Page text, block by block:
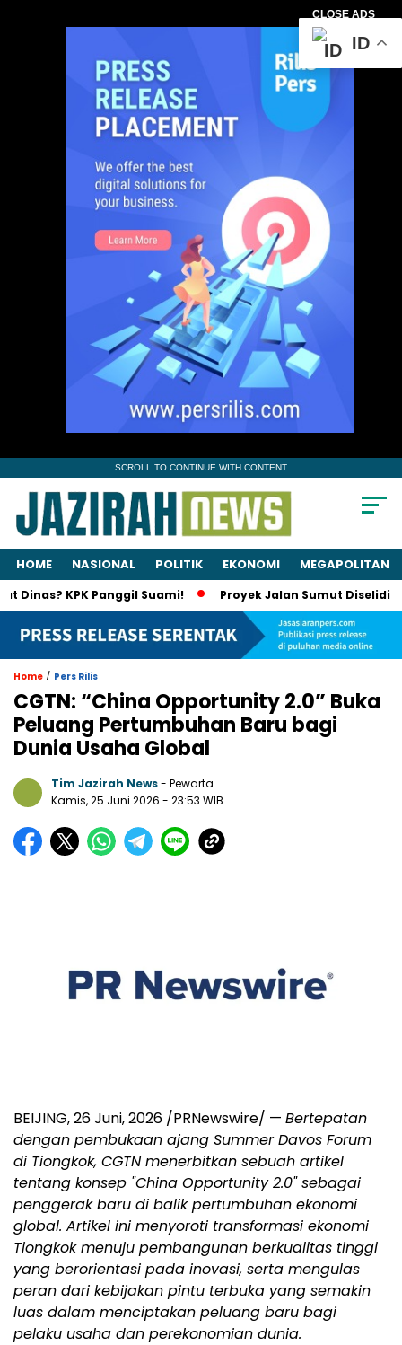
CLOSE ADS
SCROLL TO CONTINUE WITH CONTENT
HOME NASIONAL POLITIK EKONOMI MEGAPOLITAN
KPK Panggil Suami! Proyek Jalan Sumut Diselidiki KPK,
Home / Pers Rilis
CGTN: “China Opportunity 2.0” Buka
Peluang Pertumbuhan Baru bagi
Dunia Usaha Global
Tim Jazirah News- Pewarta
Kamis, 25 Juni 2026 - 23:53 WIB
BEIJING,26 Juni, 2026 /PRNewswire/ — Bertepatan
dengan pembukaan ajang Summer Davos Forum
di Tiongkok, CGTN menerbitkan sebuah artikel
tentang konsep "China Opportunity 2.0" sebagai
penggerak baru di balik pertumbuhan ekonomi
global. Artikel ini menyoroti transformasi ekonomi
Tiongkok menuju pembangunan berkualitas tinggi
yang berorientasi pada inovasi, serta mengulas
peran dari kebijakan pintu terbuka yang semakin
luas dalam menciptakan peluang baru bagi
pelaku usaha dan perekonomian dunia.
ID